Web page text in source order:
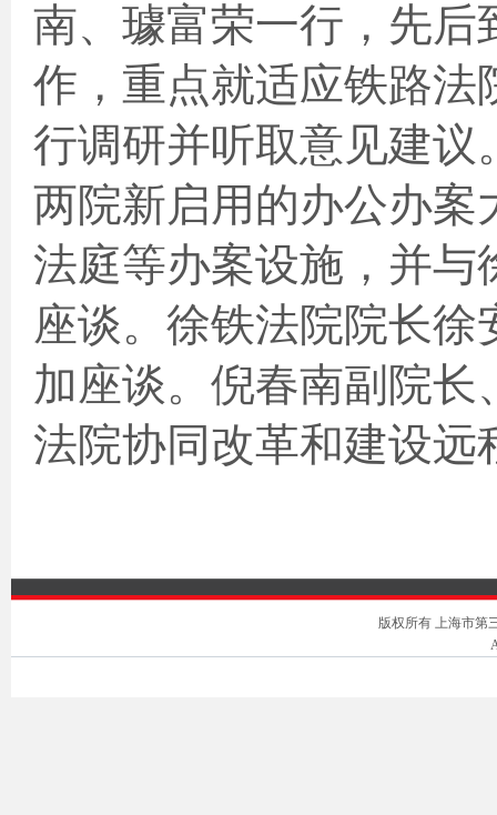
南、璩富荣一行，先后
作，重点就适应铁路法
行调研并听取意见建议
两院新启用的办公办案
法庭等办案设施，并
座谈。徐铁法院院长
加座谈。倪春南副院
法院协同改革和建设
版权所有 上海市第